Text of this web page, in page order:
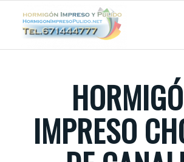
IMPRESO